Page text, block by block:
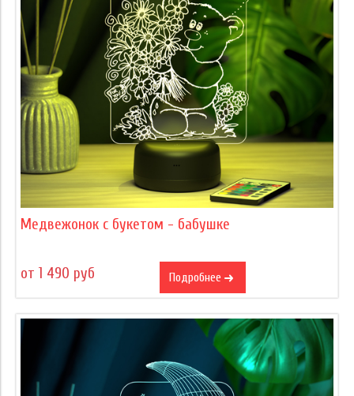
Медвежонок с букетом - бабушке
от 1 490 руб Подробнее